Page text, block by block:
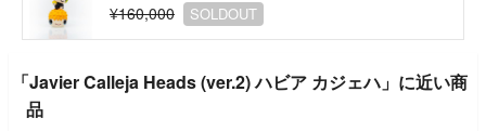
¥160,000
SOLDOUT
「Javier Calleja Heads (ver.2) ハビア カジェハ」に近い商
品